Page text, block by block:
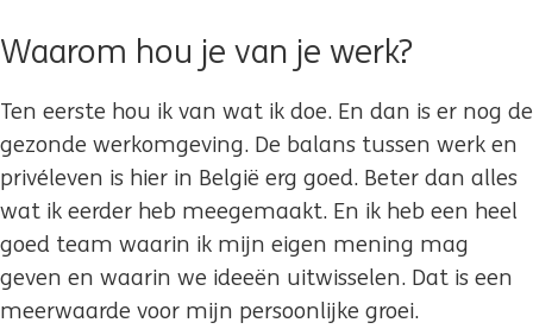
Waarom hou je van je werk?
Ten eerste hou ik van wat ik doe. En dan is er nog de
gezonde werkomgeving. De balans tussen werk en
privéleven is hier in België erg goed. Beter dan alles
wat ik eerder heb meegemaakt. En ik heb een heel
goed team waarin ik mijn eigen mening mag
geven en waarin we ideeën uitwisselen. Dat is een
meerwaarde voor mijn persoonlijke groei.